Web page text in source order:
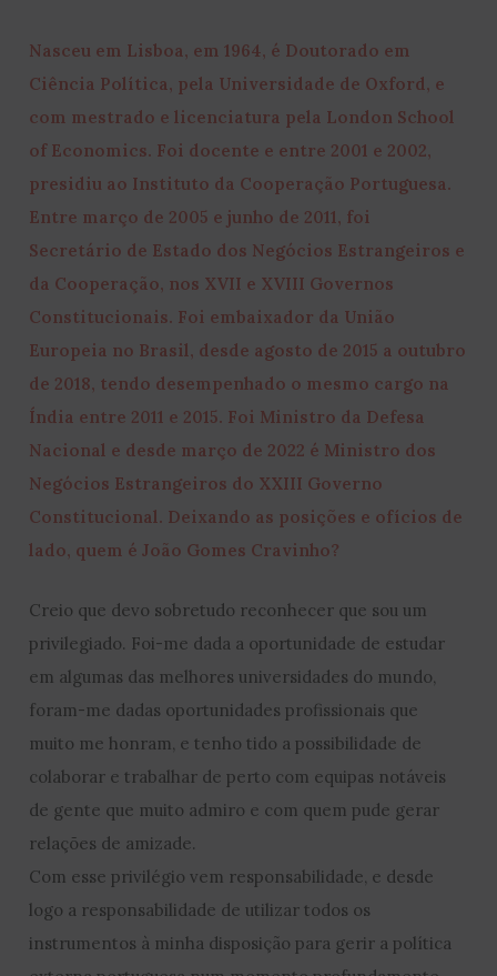
Nasceu em Lisboa, em 1964, é Doutorado em
Ciência Política, pela Universidade de Oxford, e
com mestrado e licenciatura pela London School
of Economics. Foi docente e entre 2001 e 2002,
presidiu ao Instituto da Cooperação Portuguesa.
Entre março de 2005 e junho de 2011, foi
Secretário de Estado dos Negócios Estrangeiros e
da Cooperação, nos XVII e XVIII Governos
Constitucionais. Foi embaixador da União
Europeia no Brasil, desde agosto de 2015 a outubro
de 2018, tendo desempenhado o mesmo cargo na
Índia entre 2011 e 2015. Foi Ministro da Defesa
Nacional e desde março de 2022 é Ministro dos
Negócios Estrangeiros do XXIII Governo
Constitucional. Deixando as posições e ofícios de
lado, quem é João Gomes Cravinho?
Creio que devo sobretudo reconhecer que sou um
privilegiado. Foi-me dada a oportunidade de estudar
em algumas das melhores universidades do mundo,
foram-me dadas oportunidades profissionais que
muito me honram, e tenho tido a possibilidade de
colaborar e trabalhar de perto com equipas notáveis
de gente que muito admiro e com quem pude gerar
relações de amizade.
Com esse privilégio vem responsabilidade, e desde
logo a responsabilidade de utilizar todos os
instrumentos à minha disposição para gerir a política